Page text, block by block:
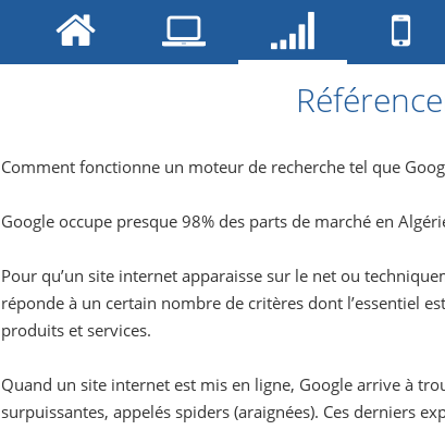
Comment fonctionne un moteur de recherche tel que
Google occupe presque 98% des parts de marché en
Pour qu’un site internet apparaisse sur le net ou
réponde à un certain nombre de critères dont l’essentiel
produits et services.
Quand un site internet est mis en ligne, Google arrive à
surpuissantes, appelés spiders (araignées). Ces derniers